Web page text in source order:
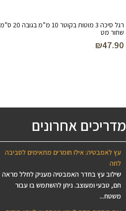
רגל סיכה 3 מוטות בקוטר 10 מ”מ בגובה 20 ס”מ
שחור מט
₪47.90
מדריכים אחרונים
עץ לאמבטיה: אילו חומרים מתאימים לסביבה
לחה
שילוב עץ בחדר האמבטיה מעניק לחלל מראה
חם, טבעי ומעוצב. ניתן להשתמש בו עבור
משטח...